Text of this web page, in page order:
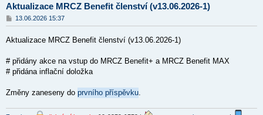
Aktualizace MRCZ Benefit členství (v13.06.2026-1)
P
ř
s
v
e
k
13.06.2026 15:37
Aktualizace MRCZ Benefit členství (v13.06.2026-1)
# přidány akce na vstup do MRCZ Benefit+ a MRCZ Benefit MAX
# přidána inflační doložka
Změny zaneseny do prvního příspěvku